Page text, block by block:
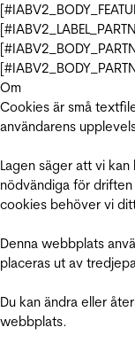
Om
Cookies är små
användarens
Lagen säger att vi
nödvändiga för
cookies behöver vi
Denna webbplats
placeras ut av
Du kan ändra eller
webbplats.